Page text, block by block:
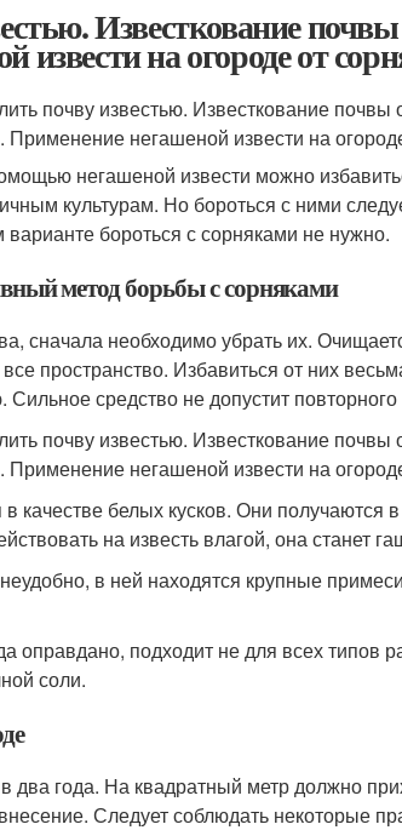
Известкование
на огороде от
негашеной извести можно
культурам. Но бороться с ними
бороться с сорняками не нужно.
метод борьбы с сорняками
сначала необходимо убрать их.
пространство. Избавиться от них
средство не допустит
качестве белых кусков. Они получаются
на известь влагой, она станет
в ней находятся крупные
оправдано, подходит не для всех типов
соли.
два года. На квадратный метр должно
Следует соблюдать некоторые